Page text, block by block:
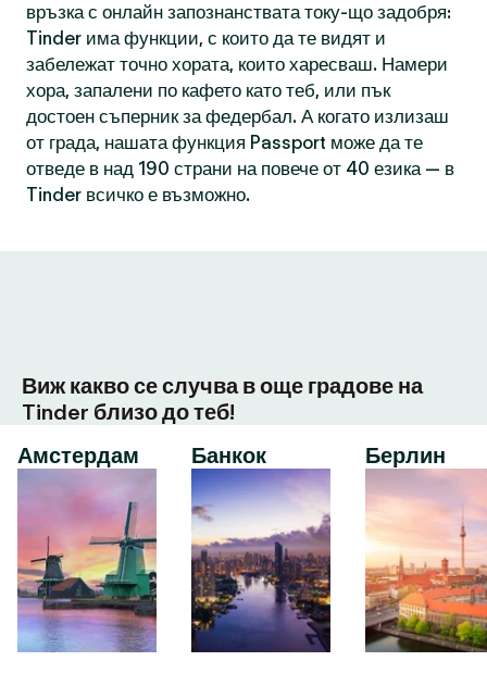
връзка с онлайн запознанствата току-що задобря:
Tinder има функции, с които да те видят и
забележат точно хората, които харесваш. Намери
хора, запалени по кафето като теб, или пък
достоен съперник за федербал. А когато излизаш
от града, нашата функция Passport може да те
отведе в над 190 страни на повече от 40 езика — в
Tinder всичко е възможно.
Виж какво се случва в още градове на
Tinder близо до теб!
Амстердам
Банкок Берлин